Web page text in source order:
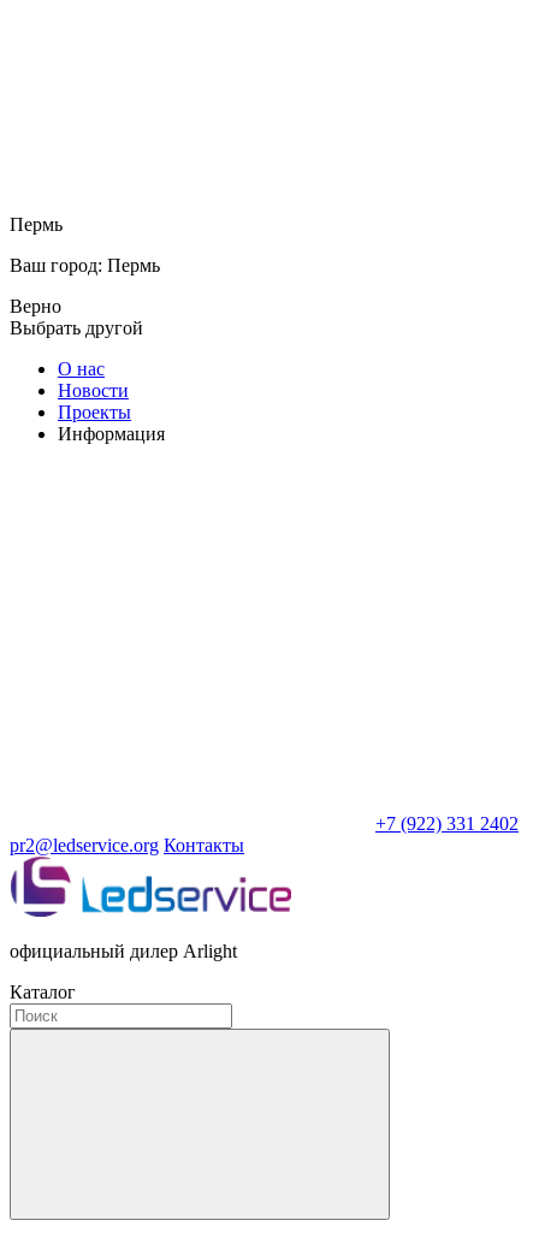
Пермь
Ваш город: Пермь
Верно
Выбрать другой
О нас
Новости
Проекты
Информация
+7 (922) 331 2402
pr2@ledservice.org Контакты
официальный дилер Arlight
Каталог